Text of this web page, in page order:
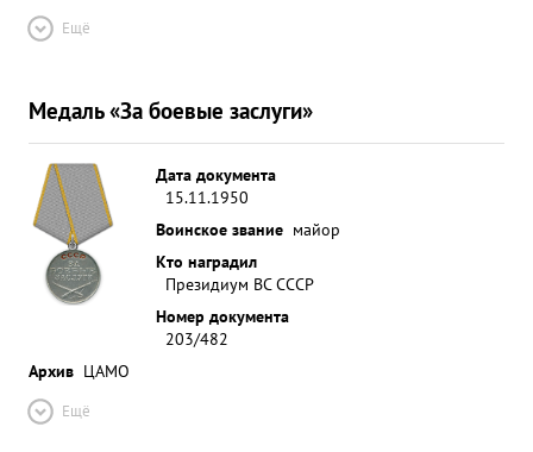
Ещё
Медаль «За боевые заслуги»
Дата документа
15.11.1950
Воинское звание майор
Кто наградил
Президиум ВС СССР
Номер документа
203/482
Архив ЦАМО
Ещё